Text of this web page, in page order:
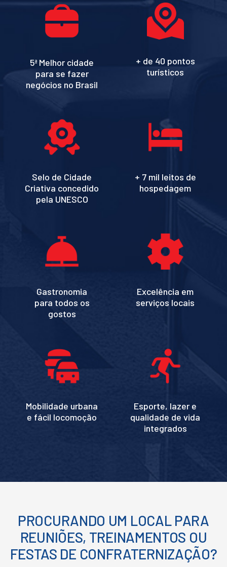
5a Melhor cidade
para se fazer
negócios no Brasil
+ de 40 pontos
turísticos
Selo de Cidade
Criativa concedido
pela UNESCO
+ 7 mil leitos de
hospedagem
Gastronomia
para todos os
gostos
Excelência em
serviços locais
Mobilidade urbana
e fácil locomoção
Esporte, lazer e
qualidade de vida
integrados
PROCURANDO UM LOCAL PARA
REUNIÕES, TREINAMENTOS OU
FESTAS DE CONFRATERNIZAÇÃO?